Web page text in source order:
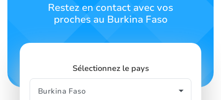
Restez en contact avec vos
proches au Burkina Faso
Sélectionnez le pays